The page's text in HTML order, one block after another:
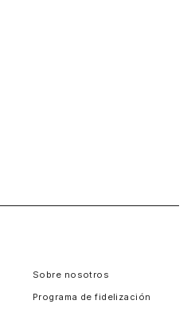
Sobre nosotros
Programa de fidelización